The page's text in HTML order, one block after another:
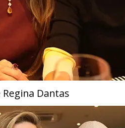
Dantas